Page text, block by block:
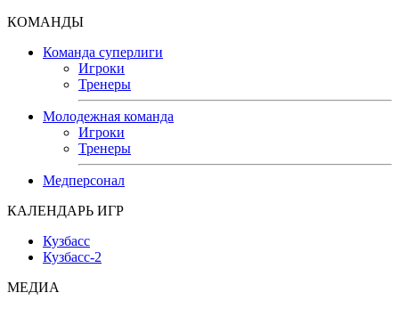
КОМАНДЫ
Команда суперлиги
Игроки
Тренеры
Молодежная команда
Игроки
Тренеры
Медперсонал
КАЛЕНДАРЬ ИГР
Кузбасс
Кузбасс-2
МЕДИА